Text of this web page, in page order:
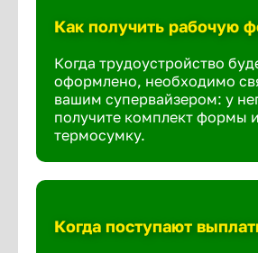
Как получить рабочую
Когда трудоустройство
оформлено, необходимо
вашим супервайзером: у
получите комплект формы и
термосумку.
Когда поступают